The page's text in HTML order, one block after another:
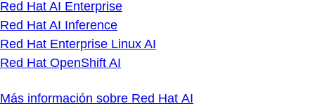
Red Hat AI Enterprise
Red Hat AI Inference
Red Hat Enterprise Linux AI
Red Hat OpenShift AI
Más información sobre Red Hat AI